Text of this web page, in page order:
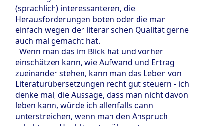
(sprachlich) interessanteren, die
Herausforderungen boten oder die man
einfach wegen der literarischen Qualität gerne
auch mal gemacht hat.
Wenn man das im Blick hat und vorher
einschätzen kann, wie Aufwand und Ertrag
zueinander stehen, kann man das Leben von
Literaturübersetzungen recht gut steuern - ich
denke mal, die Aussage, dass man nicht davon
leben kann, würde ich allenfalls dann
unterstreichen, wenn man den Anspruch